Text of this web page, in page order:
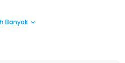
kombinasi diamond dan
hasil finishing lebih
Banyak